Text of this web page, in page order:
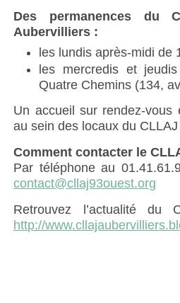
Des permanences du
Aubervilliers :
les lundis après-midi de
les mercredis et
Quatre Chemins (134,
Un accueil sur rendez-vous
au sein des locaux du
Comment contacter le
Par téléphone au
contact@cllaj93ouest.org
Retrouvez l’actualité
http://